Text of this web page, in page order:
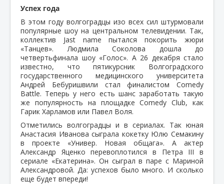
Успех года
В этом году волгоградцы изо всех сил штурмовали
популярные шоу на центральном телевидении. Так,
коллектив Jast name пытался покорить жюри
«Танцев». Людмила Соколова дошла до
четвертьфинала шоу «Голос». А 26 декабря стало
известно, что пятикурсник Волгоградского
государственного медицинского университета
Андрей Бебуришвили стал финалистом Comedy
Battle. Теперь у него есть шанс заработать такую
же популярность на площадке Comedy Club, как
Гарик Харламов или Павел Воля.
Отметились волгоградцы и в сериалах. Так юная
Анастасия Иванова сыграла кокетку Юлю Семакину
в проекте «Универ. Новая общага». А актер
Александр Яценко перевоплотился в Петра III в
сериале «Екатерина». Он сыграл в паре с Мариной
Александровой. Да: успехов было много. И сколько
еще будет впереди!